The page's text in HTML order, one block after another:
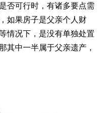
否可行时，有诸多要点需
如果房子是父亲个人财
情况下，是没有单独处置
其中一半属于父亲遗产，